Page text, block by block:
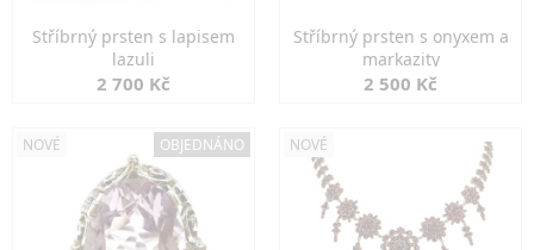
Stříbrný prsten s lapisem
lazuli
2 700 Kč
Stříbrný prsten s onyxem a
markazity
2 500 Kč
NOVÉ OBJEDNÁNO NOVÉ